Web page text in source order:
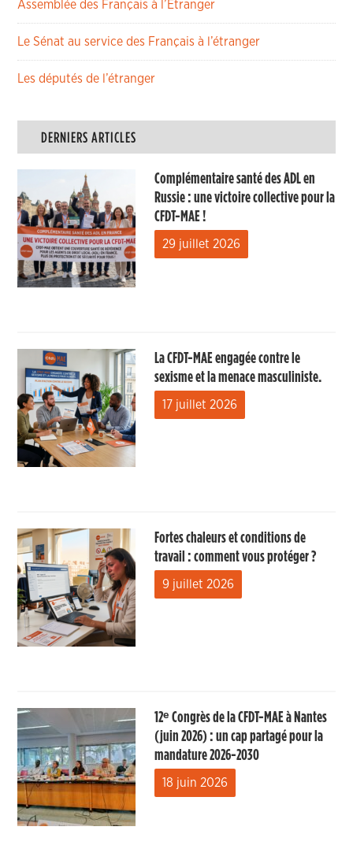
Assemblée des Français à l’Etranger
Le Sénat au service des Français à l’étranger
Les députés de l’étranger
DERNIERS ARTICLES
Complémentaire santé des ADL en
Russie : une victoire collective pour la
CFDT-MAE !
29 juillet 2026
La CFDT-MAE engagée contre le
sexisme et la menace masculiniste.
17 juillet 2026
Fortes chaleurs et conditions de
travail : comment vous protéger ?
9 juillet 2026
12ᵉ Congrès de la CFDT-MAE à Nantes
(juin 2026) : un cap partagé pour la
mandature 2026-2030
18 juin 2026